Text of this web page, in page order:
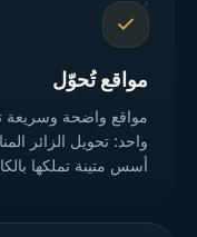
مواقع تُحوّل
مواقع واضحة وسريعة
واحد: تحويل الزائر
أسس متينة تملكها